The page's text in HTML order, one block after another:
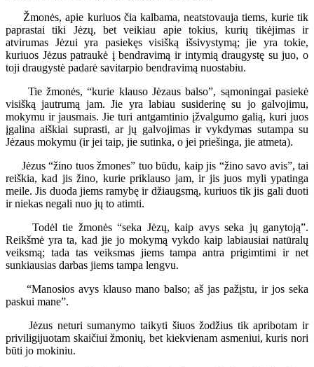
Žmonės, apie kuriuos čia kalbama, neatstovauja tiems, kurie tik
paprastai tiki Jėzų, bet veikiau apie tokius, kurių tikėjimas ir
atvirumas Jėzui yra pasiekęs visišką išsivystymą; jie yra tokie,
kuriuos Jėzus patraukė į bendravimą ir intymią draugystę su juo, o
toji draugystė padarė savitarpio bendravimą nuostabiu.
Tie žmonės, “kurie klauso Jėzaus balso”, sąmoningai pasiekė
visišką jautrumą jam. Jie yra labiau susiderinę su jo galvojimu,
mokymu ir jausmais. Jie turi antgamtinio įžvalgumo galią, kuri juos
įgalina aiškiai suprasti, ar jų galvojimas ir vykdymas sutampa su
Jėzaus mokymu (ir jei taip, jie sutinka, o jei priešinga, jie atmeta).
Jėzus “žino tuos žmones” tuo būdu, kaip jis “žino savo avis”, tai
reiškia, kad jis žino, kurie priklauso jam, ir jis juos myli ypatinga
meile. Jis duoda jiems ramybę ir džiaugsmą, kuriuos tik jis gali duoti
ir niekas negali nuo jų to atimti.
Todėl tie žmonės “seka Jėzų, kaip avys seka jų ganytoją”.
Reikšmė yra ta, kad jie jo mokymą vykdo kaip labiausiai natūralų
veiksmą; tada tas veiksmas jiems tampa antra prigimtimi ir net
sunkiausias darbas jiems tampa lengvu.
“Manosios avys klauso mano balso; aš jas pažįstu, ir jos seka
paskui mane”.
Jėzus neturi sumanymo taikyti šiuos žodžius tik apribotam ir
priviligijuotam skaičiui žmonių, bet kiekvienam asmeniui, kuris nori
būti jo mokiniu.